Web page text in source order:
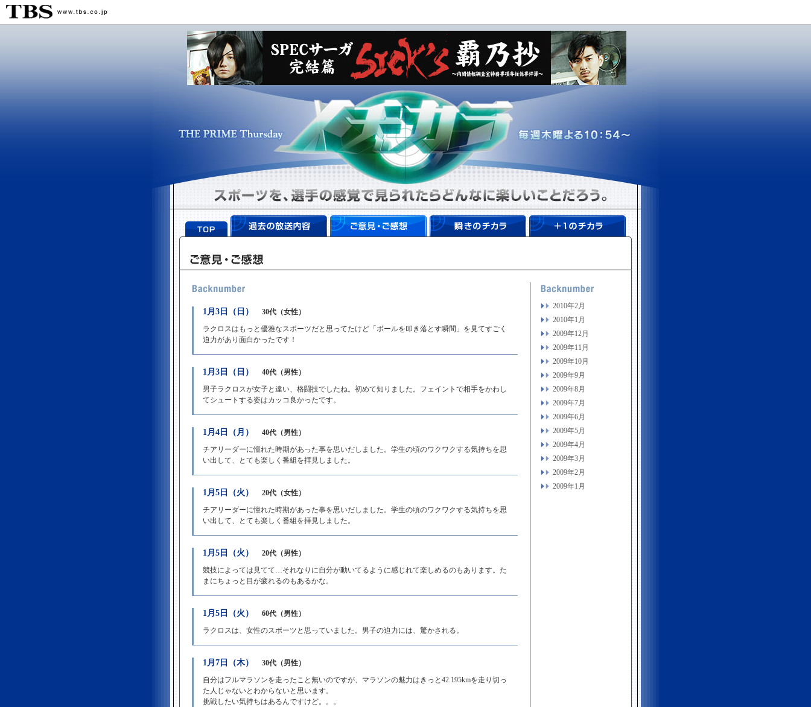
1月3日（日） 30代（女性）
ラクロスはもっと優雅なスポーツだと思ってたけど「ボールを叩き落とす瞬間」を見てすごく
迫力があり面白かったです！
1月3日（日） 40代（男性）
男子ラクロスが女子と違い、格闘技でしたね。初めて知りました。フェイントで相手をかわし
てシュートする姿はカッコ良かったです。
1月4日（月） 40代（男性）
チアリーダーに憧れた時期があった事を思いだしました。学生の頃のワクワクする気持ちを思
い出して、とても楽しく番組を拝見しました。
1月5日（火） 20代（女性）
チアリーダーに憧れた時期があった事を思いだしました。学生の頃のワクワクする気持ちを思
い出して、とても楽しく番組を拝見しました。
1月5日（火） 20代（男性）
競技によっては見てて…それなりに自分が動いてるように感じれて楽しめるのもあります。た
まにちょっと目が疲れるのもあるかな。
1月5日（火） 60代（男性）
ラクロスは、女性のスポーツと思っていました。男子の迫力には、驚かされる。
1月7日（木） 30代（男性）
自分はフルマラソンを走ったこと無いのですが、マラソンの魅力はきっと42.195kmを走り切っ
た人じゃないとわからないと思います。
挑戦したい気持ちはあるんですけど。。。
2010年2月
2010年1月
2009年12月
2009年11月
2009年10月
2009年9月
2009年8月
2009年7月
2009年6月
2009年5月
2009年4月
2009年3月
2009年2月
2009年1月